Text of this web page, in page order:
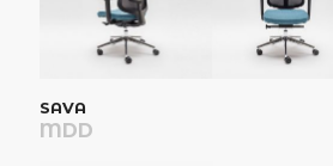
SAVA
MDD